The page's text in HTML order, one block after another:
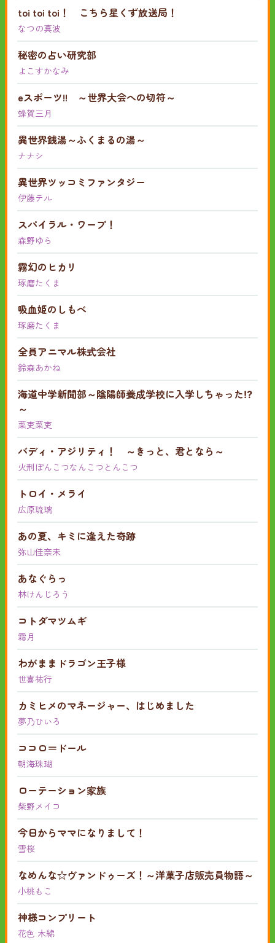
toi toi toi！ こちら星くず放送局！
なつの真波
秘密の占い研究部
よこすかなみ
eスポーツ!! ～世界大会への切符～
蜂賀三月
異世界銭湯～ふくまるの湯～
ナナシ
異世界ツッコミファンタジー
伊藤テル
スパイラル・ワープ！
森野ゆら
霧幻のヒカリ
琢磨たくま
吸血姫のしもべ
琢磨たくま
全員アニマル株式会社
鈴森あかね
海道中学新聞部～陰陽師養成学校に入学しちゃった⁉
～
菜吏菜吏
バディ・アジリティ！ ～きっと、君となら～
火刑ぽんこつなんこつとんこつ
トロイ・メライ
広原琉璃
あの夏、キミに逢えた奇跡
弥山佳奈未
あなぐらっ
林けんじろう
コトダマツムギ
霜月
わがままドラゴン王子様
世喜祐行
カミヒメのマネージャー、はじめました
夢乃ひいろ
ココロ＝ドール
朝海珠瑚
ローテーション家族
柴野メイコ
今日からママになりまして！
雪桜
なめんな☆ヴァンドゥーズ！～洋菓子店販売員物語～
小桃もこ
神様コンプリート
花色 木綿